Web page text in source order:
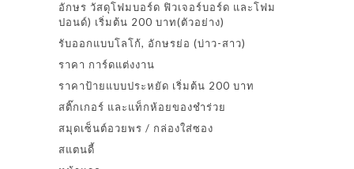
อักษร วัสดุโฟมบอร์ด ฟิวเจอร์บอร์ด และโฟม
ปอนด์) เริ่มต้น 200 บาท(ตัวอย่าง)
รับออกแบบโลโก้, อักษรย่อ (บ่าว-สาว)
ราคา การ์ดแต่งงาน
ราคาป้ายแบบประหยัด เริ่มต้น 200 บาท
สติ๊กเกอร์ และแท็กห้อยของชำร่วย
สมุดเซ็นต์อวยพร / กล่องใส่ซอง
สแตนดี้